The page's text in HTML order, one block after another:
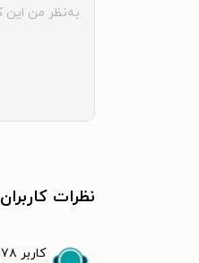
نظرات کاربران
کاربر ۹۹۲۱۷۸